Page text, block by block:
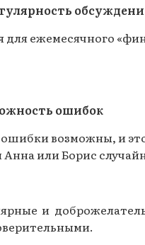
ежемесячного
ошибок
возможны, и
или Борис
и